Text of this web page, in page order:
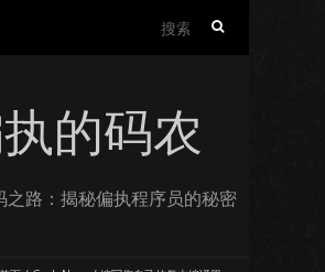
的码农
之路：揭秘偏执程序员的秘密